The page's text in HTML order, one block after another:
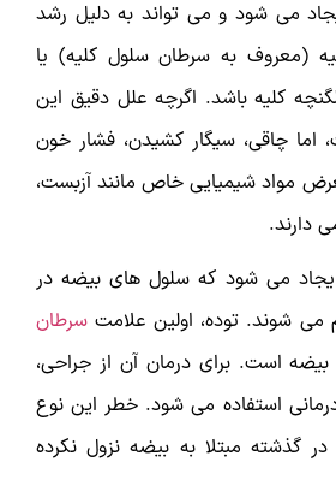
می شود و می تواند به دلیل رشد
(معروف به سرطان سلول کلیه) یا
کلیه باشد. اگرچه علل دقیق این
اما چاقی، سیگار کشیدن، فشار خون
مواد شیمیایی خاص مانند آزبست،
دارند.
می شود که سلول های بیضه در
می شوند. توده، اولین علامت سرطان
بیضه است. برای درمان آن از جراحی،
استفاده می شود. خطر این نوع
گذشته مبتلا به بیضه نزول نکرده